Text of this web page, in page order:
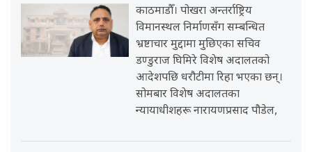
काठमाडौँ। पोखरा अन्तर्राष्ट्रिय
विमानस्थल निर्माणसँग सम्बन्धित
भ्रष्टाचार मुद्दामा मुछिएका सचिव
डण्डुराज घिमिरे विशेष अदालतको
आदेशपछि धरौटीमा रिहा भएका छन्।
सोमबार विशेष अदालतका
न्यायाधीशहरू नारायणप्रसाद पौडेल,